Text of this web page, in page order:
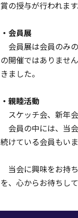
賞の授与が行われま
・会員展
会員展は会員のみ
の開催ではありませ
きました。
・親睦活動
スケッチ会、新年
会員の中には、 当会
続けている会員もい
当会に興味をお持
を、心からお待ちし